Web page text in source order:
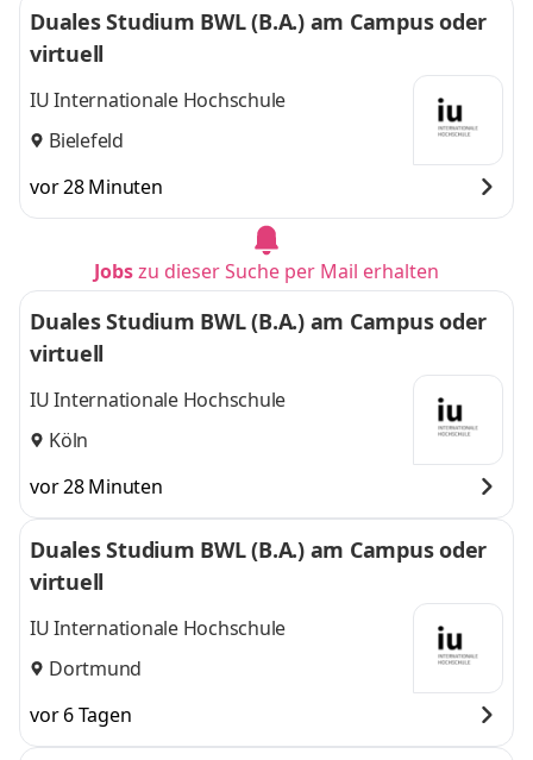
Duales Studium BWL (B.A.) am Campus oder
virtuell
IU Internationale Hochschule
Bielefeld
vor 28 Minuten
Jobszu dieser Suche per Mail erhalten
Duales Studium BWL (B.A.) am Campus oder
virtuell
IU Internationale Hochschule
Köln
vor 28 Minuten
Duales Studium BWL (B.A.) am Campus oder
virtuell
IU Internationale Hochschule
Dortmund
vor 6 Tagen